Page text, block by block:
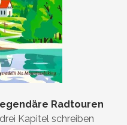
Radtouren
Kapitel schreiben